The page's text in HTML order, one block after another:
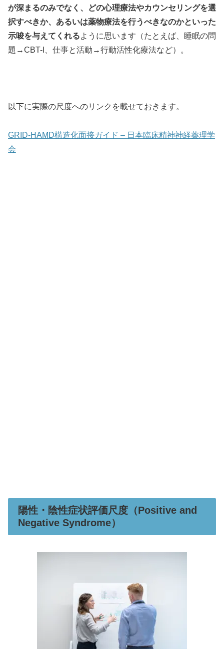
が深まるのみでなく、どの心理療法やカウンセリングを選
択すべきか、あるいは薬物療法を行うべきなのかといった
示唆を与えてくれるように思います（たとえば、睡眠の問
題→CBT-I、仕事と活動→行動活性化療法など）。
以下に実際の尺度へのリンクを載せておきます。
GRID-HAMD構造化面接ガイド – 日本臨床精神神経薬理学
会
陽性・陰性症状評価尺度（Positive and
Negative Syndrome）